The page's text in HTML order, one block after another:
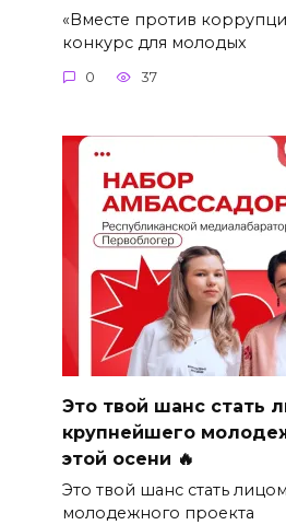
«Вместе против
конкурс для молодых
0 37
Это твой шанс стать
крупнейшего
этой осени 🔥
Это твой шанс стать
молодежного проекта